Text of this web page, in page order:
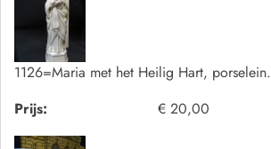
1126=Maria met het Heilig Hart, porselein.
Prijs:
€ 20,00